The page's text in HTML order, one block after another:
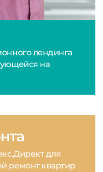
лендинга
на
для
ремонт квартир